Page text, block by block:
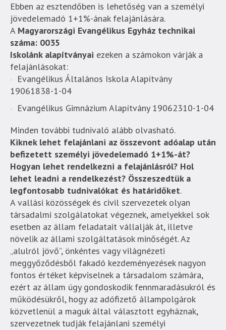
Ebben az esztendőben is lehetőség van a személyi
jövedelemadó 1+1%-ának felajánlására.
A Magyarországi Evangélikus Egyház technikai
száma: 0035
Iskolánk alapítványai ezeken a számokon várják a
felajánlásokat:
Evangélikus Általános Iskola Alapítvány
19061838-1-04
Evangélikus Gimnázium Alapítvány 19062310-1-04
Minden további tudnivaló alább olvasható.
Kiknek lehet felajánlani az összevont adóalap után
befizetett személyi jövedelemadó 1+1%-át?
Hogyan lehet rendelkezni a felajánlásról? Hol
lehet leadni a rendelkezést? Összeszedtük a
legfontosabb tudnivalókat és határidőket.
A vallási közösségek és civil szervezetek olyan
társadalmi szolgálatokat végeznek, amelyekkel sok
esetben az állam feladatait vállalják át, illetve
növelik az állami szolgáltatások minőségét. Az
„alulról jövő”, önkéntes vagy világnézeti
meggyőződésből fakadó kezdeményezések nagyon
fontos értéket képviselnek a társadalom számára,
ezért az állam úgy gondoskodik fennmaradásukról és
működésükről, hogy az adófizető állampolgárok
közvetlenül a maguk által választott egyháznak,
szervezetnek tudják felajánlani személyi